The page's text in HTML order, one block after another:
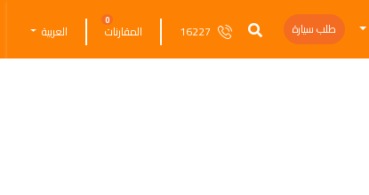
طلب سيارة 16227 المقارنات
0
العربية